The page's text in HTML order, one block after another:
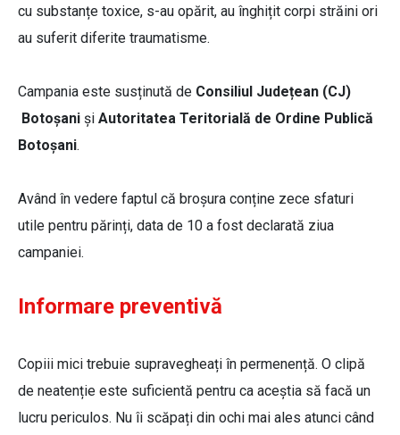
cu substanțe toxice, s-au opărit, au înghițit corpi străini ori
au suferit diferite traumatisme.
Campania este susținută de Consiliul Județean (CJ)
Botoșani și Autoritatea Teritorială de Ordine Publică
Botoșani.
Având în vedere faptul că broșura conține zece sfaturi
utile pentru părinți, data de 10 a fost declarată ziua
campaniei.
Informare preventivă
Copiii mici trebuie supravegheați în permenență. O clipă
de neatenție este suficientă pentru ca aceștia să facă un
lucru periculos. Nu îi scăpați din ochi mai ales atunci când